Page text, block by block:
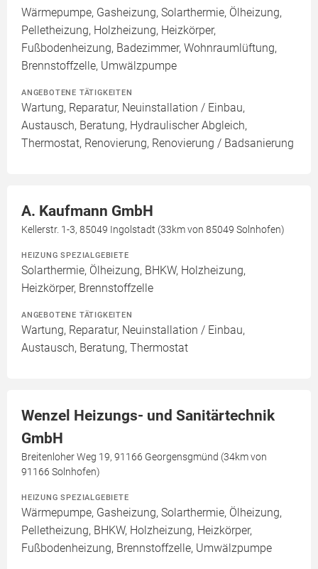
Wärmepumpe, Gasheizung, Solarthermie, Ölheizung,
Pelletheizung, Holzheizung, Heizkörper,
Fußbodenheizung, Badezimmer, Wohnraumlüftung,
Brennstoffzelle, Umwälzpumpe
ANGEBOTENE TÄTIGKEITEN
Wartung, Reparatur, Neuinstallation / Einbau,
Austausch, Beratung, Hydraulischer Abgleich,
Thermostat, Renovierung, Renovierung / Badsanierung
A. Kaufmann GmbH
Kellerstr. 1-3, 85049 Ingolstadt (33km von 85049 Solnhofen)
HEIZUNG SPEZIALGEBIETE
Solarthermie, Ölheizung, BHKW, Holzheizung,
Heizkörper, Brennstoffzelle
ANGEBOTENE TÄTIGKEITEN
Wartung, Reparatur, Neuinstallation / Einbau,
Austausch, Beratung, Thermostat
Wenzel Heizungs- und Sanitärtechnik
GmbH
Breitenloher Weg 19, 91166 Georgensgmünd (34km von
91166 Solnhofen)
HEIZUNG SPEZIALGEBIETE
Wärmepumpe, Gasheizung, Solarthermie, Ölheizung,
Pelletheizung, BHKW, Holzheizung, Heizkörper,
Fußbodenheizung, Brennstoffzelle, Umwälzpumpe